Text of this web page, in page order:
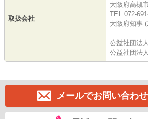
取扱会社
大阪府高槻
TEL:072-
大阪府知事
公益社団法
公益社団法
メールでお問い合わ